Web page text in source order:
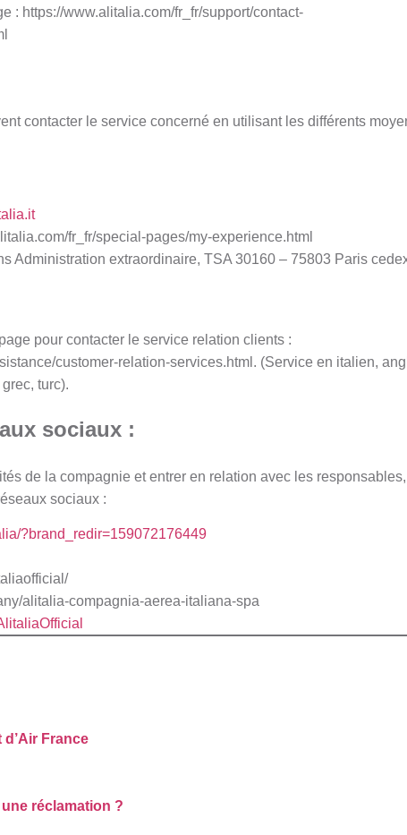
: https://www.alitalia.com/fr_fr/support/contact-
contacter le service concerné en utilisant les différents
fr_fr/special-pages/my-experience.html
Administration extraordinaire, TSA 30160 – 75803 Paris
pour contacter le service relation clients :
customer-relation-services.html. (Service en italien,
turc).
sociaux :
de la compagnie et entrer en relation avec les responsables,
sociaux :
?brand_redir=159072176449
alitalia-compagnia-aerea-italiana-spa
France
réclamation ?